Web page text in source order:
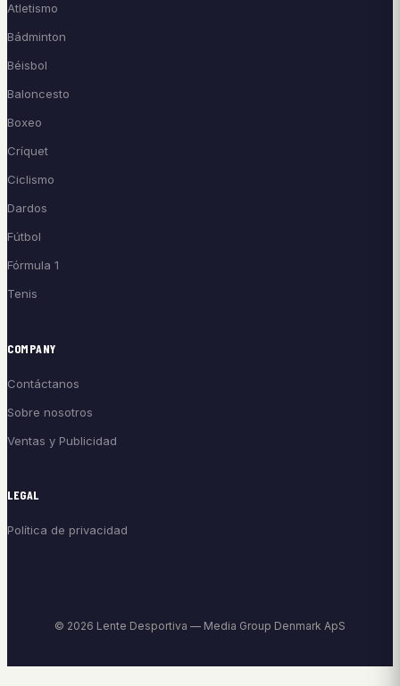
Atletismo
Bádminton
Béisbol
Baloncesto
Boxeo
Críquet
Ciclismo
Dardos
Fútbol
Fórmula 1
Tenis
COMPANY
Contáctanos
Sobre nosotros
Ventas y Publicidad
LEGAL
Política de privacidad
© 2026 Lente Desportiva — Media Group Denmark ApS